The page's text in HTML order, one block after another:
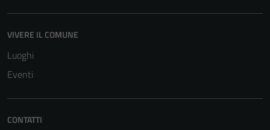
VIVERE IL COMUNE
Luoghi
Eventi
CONTATTI